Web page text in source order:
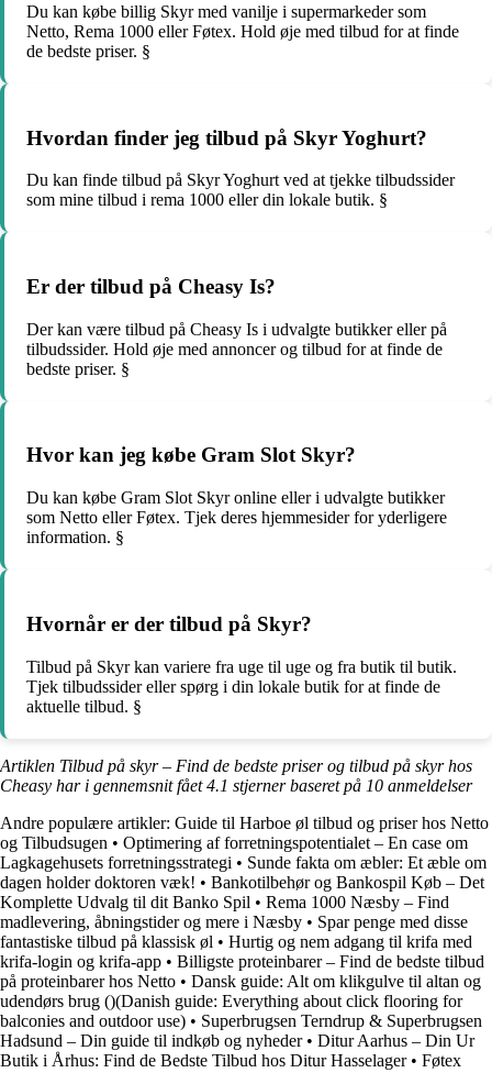
Du kan købe billig Skyr med vanilje i supermarkeder som
Netto, Rema 1000 eller Føtex. Hold øje med tilbud for at finde
de bedste priser. §
Hvordan finder jeg tilbud på Skyr Yoghurt?
Du kan finde tilbud på Skyr Yoghurt ved at tjekke tilbudssider
som mine tilbud i rema 1000 eller din lokale butik. §
Er der tilbud på Cheasy Is?
Der kan være tilbud på Cheasy Is i udvalgte butikker eller på
tilbudssider. Hold øje med annoncer og tilbud for at finde de
bedste priser. §
Hvor kan jeg købe Gram Slot Skyr?
Du kan købe Gram Slot Skyr online eller i udvalgte butikker
som Netto eller Føtex. Tjek deres hjemmesider for yderligere
information. §
Hvornår er der tilbud på Skyr?
Tilbud på Skyr kan variere fra uge til uge og fra butik til butik.
Tjek tilbudssider eller spørg i din lokale butik for at finde de
aktuelle tilbud. §
Artiklen Tilbud på skyr – Find de bedste priser og tilbud på skyr hos
Cheasy har i gennemsnit fået4.1 stjerner baseret på 10 anmeldelser
Andre populære artikler: Guide til Harboe øl tilbud og priser hos Netto
og Tilbudsugen • Optimering af forretningspotentialet – En case om
Lagkagehusets forretningsstrategi • Sunde fakta om æbler: Et æble om
dagen holder doktoren væk! • Bankotilbehør og Bankospil Køb – Det
Komplette Udvalg til dit Banko Spil • Rema 1000 Næsby – Find
madlevering, åbningstider og mere i Næsby • Spar penge med disse
fantastiske tilbud på klassisk øl • Hurtig og nem adgang til krifa med
krifa-login og krifa-app • Billigste proteinbarer – Find de bedste tilbud
på proteinbarer hos Netto • Dansk guide: Alt om klikgulve til altan og
udendørs brug ()(Danish guide: Everything about click flooring for
balconies and outdoor use) • Superbrugsen Terndrup & Superbrugsen
Hadsund – Din guide til indkøb og nyheder• Ditur Aarhus – Din Ur
Butik i Århus: Find de Bedste Tilbud hos Ditur Hasselager• Føtex